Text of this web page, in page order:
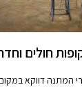
חולים
המתנה דווקא